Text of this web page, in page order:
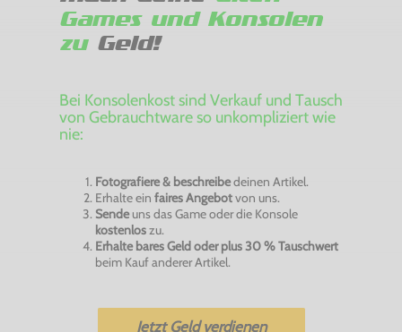
Games und Konsolen
zuGeld!
Bei Konsolenkost sind Verkauf und Tausch
von Gebrauchtware so unkompliziert wie
nie:
Fotografiere & beschreibedeinen Artikel.
Erhalte ein faires Angebotvon uns.
Sendeuns das Game oder die Konsole
kostenloszu.
Erhalte bares Geld oder plus 30 % Tauschwert
beim Kauf anderer Artikel.
Jetzt Geld verdienen